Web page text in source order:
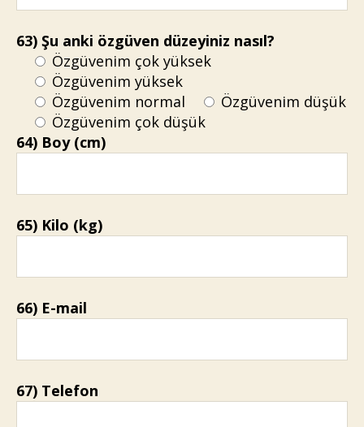
63) Şu anki özgüven düzeyiniz nasıl?
Özgüvenim çok yüksek
Özgüvenim yüksek
Özgüvenim normal
Özgüvenim düşük
Özgüvenim çok düşük
64) Boy (cm)
65) Kilo (kg)
66) E-mail
67) Telefon